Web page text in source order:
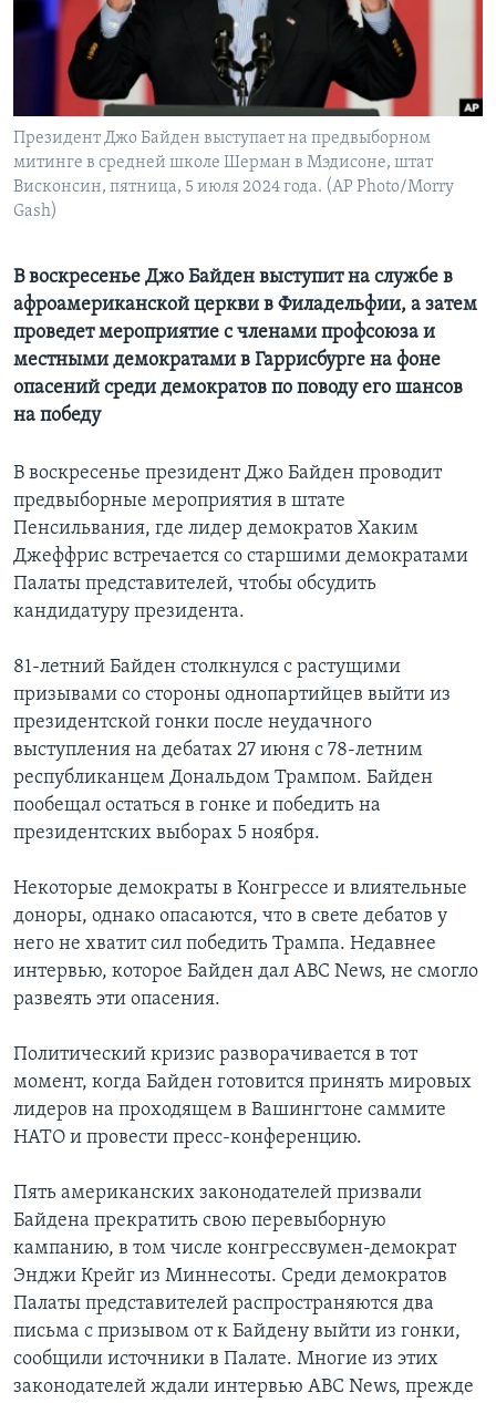
Learning English
СОЦИАЛЬНЫЕ СЕТИ
Языки
Президент Джо Байден выступает на предвыборном
митинге в средней школе Шерман в Мэдисоне, штат
Висконсин, пятница, 5 июля 2024 года. (AP Photo/Morry
Gash)
В воскресенье Джо Байден выступит на службе в
афроамериканской церкви в Филадельфии, а затем
проведет мероприятие с членами профсоюза и
местными демократами в Гаррисбурге на фоне
опасений среди демократов по поводу его шансов
на победу
В воскресенье президент Джо Байден проводит
предвыборные мероприятия в штате
Пенсильвания, где лидер демократов Хаким
Джеффрис встречается со старшими демократами
Палаты представителей, чтобы обсудить
кандидатуру президента.
81-летний Байден столкнулся с растущими
призывами со стороны однопартийцев выйти из
президентской гонки после неудачного
выступления на дебатах 27 июня с 78-летним
республиканцем Дональдом Трампом. Байден
пообещал остаться в гонке и победить на
президентских выборах 5 ноября.
Некоторые демократы в Конгрессе и влиятельные
доноры, однако опасаются, что в свете дебатов у
него не хватит сил победить Трампа. Недавнее
интервью, которое Байден дал ABC News, не смогло
развеять эти опасения.
Политический кризис разворачивается в тот
момент, когда Байден готовится принять мировых
лидеров на проходящем в Вашингтоне саммите
НАТО и провести пресс-конференцию.
Пять американских законодателей призвали
Байдена прекратить свою перевыборную
кампанию, в том числе конгрессвумен-демократ
Энджи Крейг из Миннесоты. Среди демократов
Палаты представителей распространяются два
письма с призывом от к Байдену выйти из гонки,
сообщили источники в Палате. Многие из этих
законодателей ждали интервью ABC News, прежде